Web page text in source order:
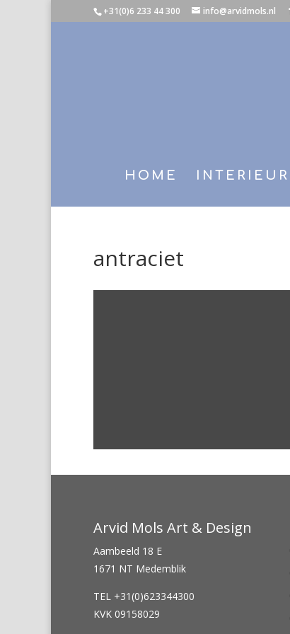
+31(0)6 233 44 300 info@arvidmols.nl
HOME INTERIEUR
antraciet
Arvid Mols Art & Design
Aambeeld 18 E
1671 NT Medemblik
TEL +31(0)623344300
KVK 09158029